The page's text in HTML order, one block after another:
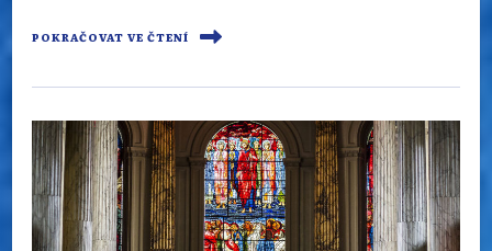
POKRAČOVAT VE ČTENÍ